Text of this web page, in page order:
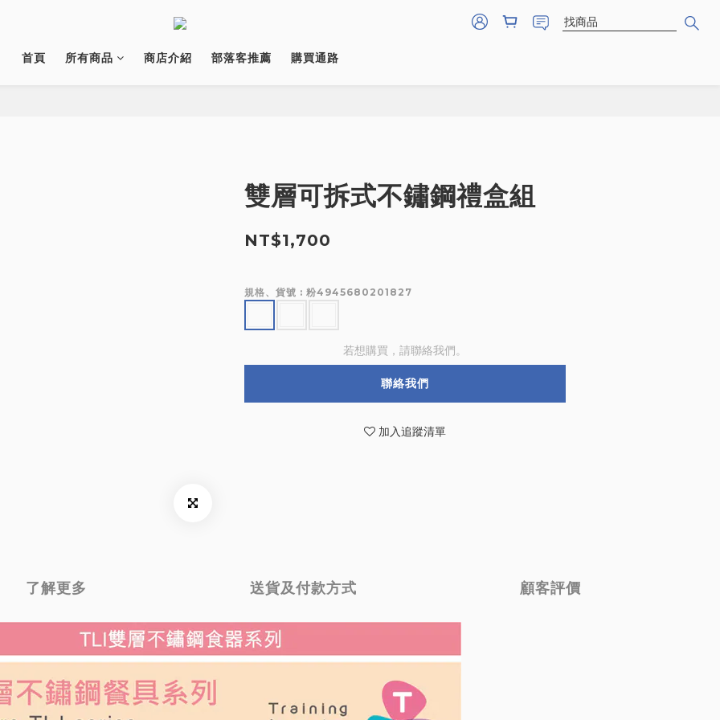
首頁 所有商品 商店介紹 部落客推薦 購買通路
雙層可拆式不鏽鋼禮盒組
NT$1,700
規格、貨號 : 粉4945680201827
若想購買，請聯絡我們。
聯絡我們
加入追蹤清單
了解更多 送貨及付款方式 顧客評價